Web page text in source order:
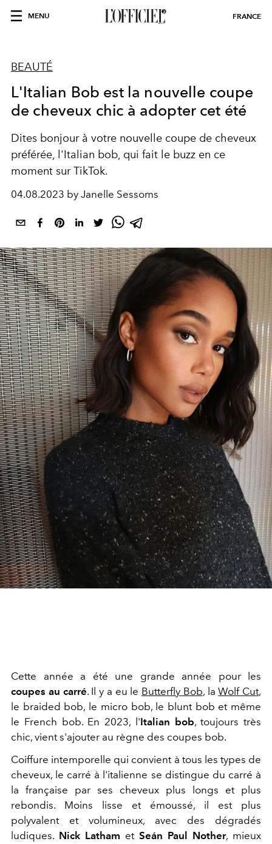
MENU FRANCE
BEAUTÉ
L'Italian Bob est la nouvelle coupe
de cheveux chic à adopter cet été
Dites bonjour à votre nouvelle coupe de cheveux
préférée, l'Italian bob, qui fait le buzz en ce
moment sur TikTok.
04.08.2023 by Janelle Sessoms
Cette année a été une grande année pour les
coupes au carré. Il y a eu le Butterfly Bob, laWolf Cut,
le braided bob, le micro bob, le blunt bob et même
le French bob. En 2023, l'Italian bob, toujours très
chic, vient s'ajouter au règne des coupes bob.
Coiffure intemporelle qui convient à tous les types de
cheveux, le carré à l'italienne se distingue du carré à
la française par ses cheveux plus longs et plus
rebondis. Moins lisse et émoussé, il est plus
polyvalent et volumineux, avec des dégradés
ludiques. Nick Latham et Seán Paul Nother, mieux